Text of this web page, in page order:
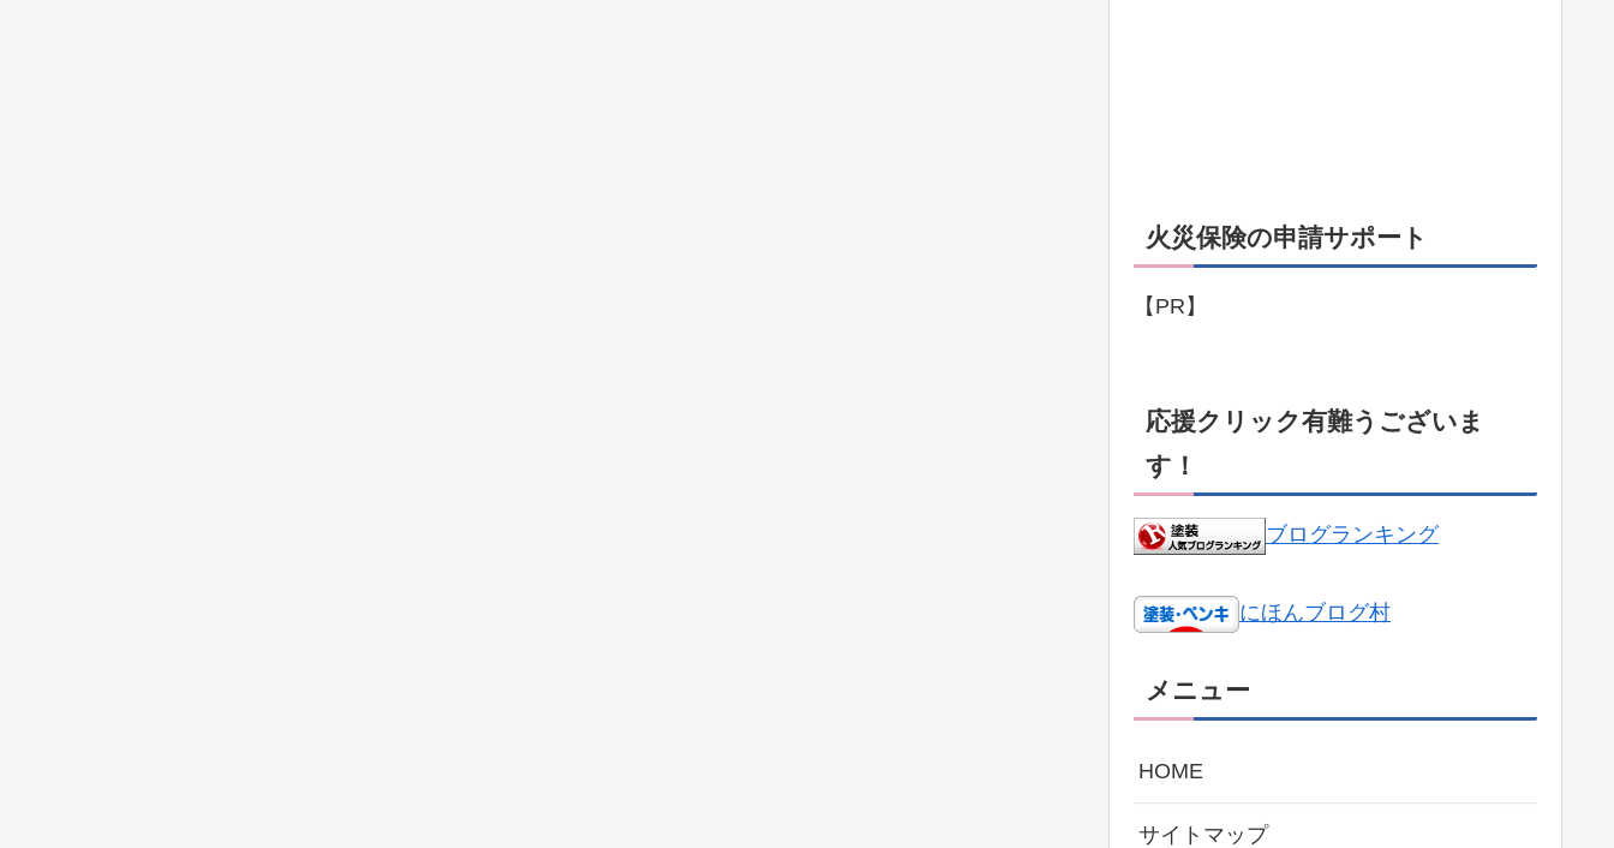
火災保険の申請サポート
【PR】
応援クリック有難うございま
す！
ブログランキング
にほんブログ村
メニュー
HOME
サイトマップ